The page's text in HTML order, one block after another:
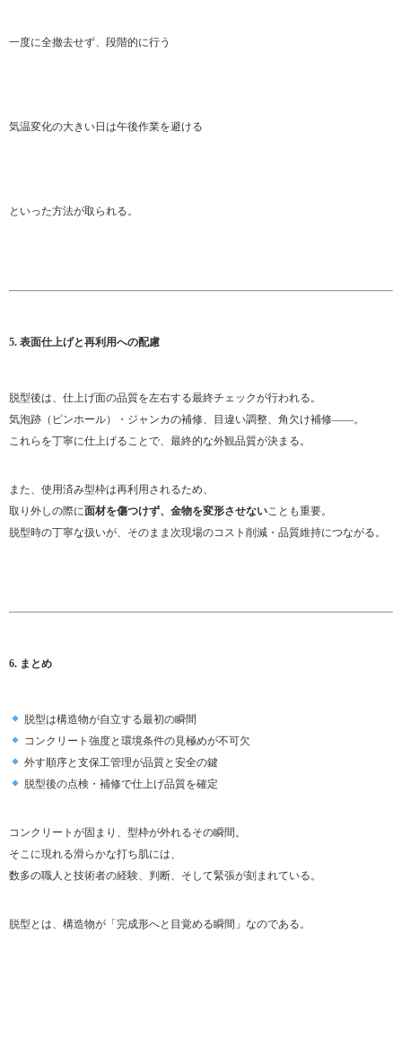
一度に全撤去せず、段階的に行う
気温変化の大きい日は午後作業を避ける
といった方法が取られる。
5. 表面仕上げと再利用への配慮
脱型後は、仕上げ面の品質を左右する最終チェックが行われる。
気泡跡（ピンホール）・ジャンカの補修、目違い調整、角欠け補修――。
これらを丁寧に仕上げることで、最終的な外観品質が決まる。
また、使用済み型枠は再利用されるため、
取り外しの際に面材を傷つけず、金物を変形させないことも重要。
脱型時の丁寧な扱いが、そのまま次現場のコスト削減・品質維持につながる。
6. まとめ
脱型は構造物が自立する最初の瞬間
コンクリート強度と環境条件の見極めが不可欠
外す順序と支保工管理が品質と安全の鍵
脱型後の点検・補修で仕上げ品質を確定
コンクリートが固まり、型枠が外れるその瞬間。
そこに現れる滑らかな打ち肌には、
数多の職人と技術者の経験、判断、そして緊張が刻まれている。
脱型とは、構造物が「完成形へと目覚める瞬間」なのである。